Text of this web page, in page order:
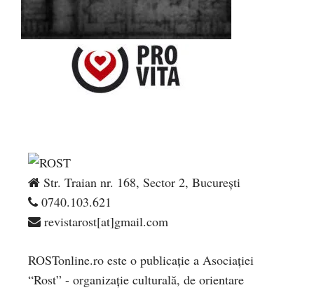
Str. Traian nr. 168, Sector 2, București
0740.103.621
revistarost[at]gmail.com
ROSTonline.ro este o publicaţie a Asociaţiei
“Rost” - organizaţie culturală, de orientare